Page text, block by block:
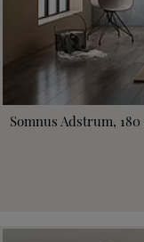
Somnus Adstrum,